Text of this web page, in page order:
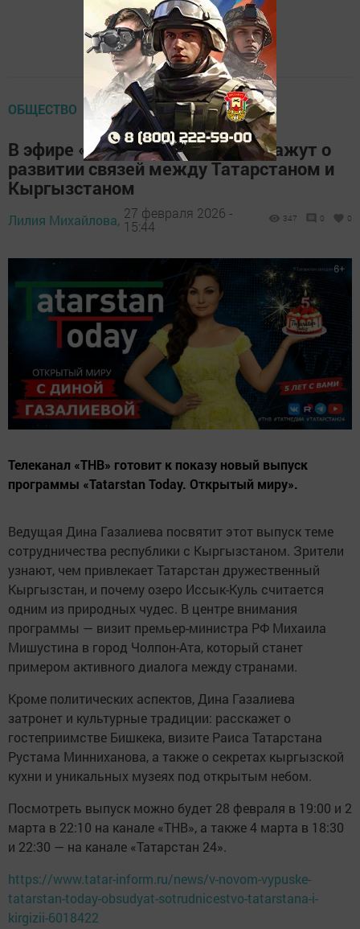
ОБЩЕСТВО
В эфире «Tatarstan Today» расскажут о
развитии связей между Татарстаном и
Кыргызстаном
Лилия Михайлова, 27 февраля 2026 -
15:44
347 0 0
Телеканал «ТНВ» готовит к показу новый выпуск
программы «Tatarstan Today. Открытый миру».
Ведущая Дина Газалиева посвятит этот выпуск теме
сотрудничества республики с Кыргызстаном. Зрители
узнают, чем привлекает Татарстан дружественный
Кыргызстан, и почему озеро Иссык-Куль считается
одним из природных чудес. В центре внимания
программы — визит премьер-министра РФ Михаила
Мишустина в город Чолпон-Ата, который станет
примером активного диалога между странами.
Кроме политических аспектов, Дина Газалиева
затронет и культурные традиции: расскажет о
гостеприимстве Бишкека, визите Раиса Татарстана
Рустама Минниханова, а также о секретах кыргызской
кухни и уникальных музеях под открытым небом.
Посмотреть выпуск можно будет 28 февраля в 19:00 и 2
марта в 22:10 на канале «ТНВ», а также 4 марта в 18:30
и 22:30 — на канале «Татарстан 24».
https://www.tatar-inform.ru/news/v-novom-vypuske-
tatarstan-today-obsudyat-sotrudnicestvo-tatarstana-i-
kirgizii-6018422